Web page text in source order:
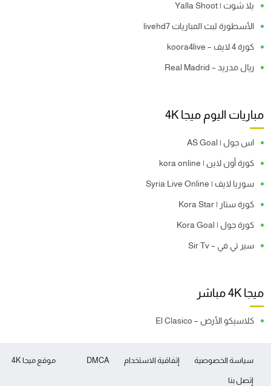
يلا شوت | Yalla Shoot
الأسطورة لبث المباريات livehd7
كورة 4 لايف – koora4live
ريال مدريد – Real Madrid
مباريات اليوم ميجا 4K
اس جول | AS Goal
كورة أون لاين | kora online
سوريا لايف | Syria Live Online
كورة ستار | Kora Star
كورة جول | Kora Goal
سير تي في – Sir Tv
ميجا 4K مباشر
كلاسيكو الأرض – El Clasico
موقع ميجا 4K سياسة الخصوصية إتفاقية الاستخدام DMCA
إتصل بنا